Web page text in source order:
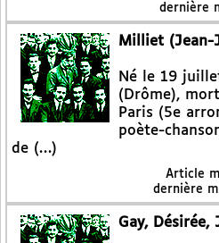
dernière
Milliet (Jean-
Né le 19
(Drôme),
Paris (5e
poète-
de (…)
Article
dernière
Gay, Désirée,